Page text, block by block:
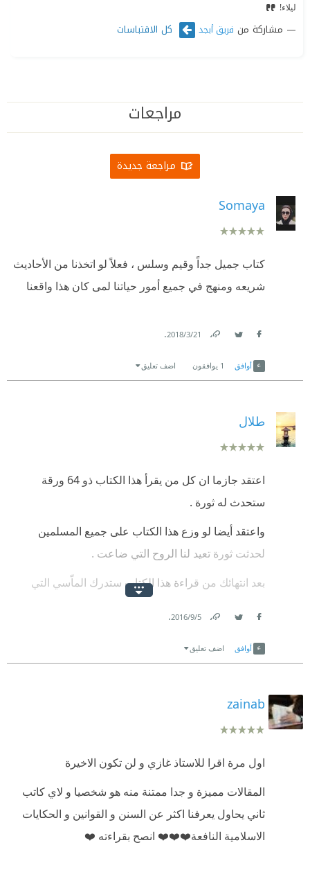
ليلاء!
مشاركة من فريق أبجد كل الاقتباسات
مراجعات
مراجعة جديدة
Somaya
كتاب جميل جداً وقيم وسلس ، فعلاً لو اتخذنا من الأحاديث
شريعه ومنهج في جميع أمور حياتنا لمى كان هذا واقعنا
21‏/3‏/2018
.
أوافق 1 يوافقون اضف تعليق
طلال
اعتقد جازما ان كل من يقرأ هذا الكتاب ذو 64 ورقة
ستحدث له ثورة .
واعتقد أيضا لو وزع هذا الكتاب على جميع المسلمين
لحدثت ثورة تعيد لنا الروح التي ضاعت .
بعد انتهائك من قراءة هذا الكتاب ستدرك الماّسي التي
علينا الواقع لكن سأظل متفائل :) .
إسلامنا بالفعل ( صورة بسيطة ) . الذي نحن عليه الان من
اسلام لا اعرف له مسمّى .
5‏/9‏/2016
.
أوافق اضف تعليق
zainab
اول مرة اقرا للاستاذ غازي و لن تكون الاخيرة
المقالات مميزة و جدا ممتنة منه هو شخصيا و لاي كاتب
ثاني يحاول يعرفنا اكثر عن السنن و القوانين و الحكايات
الاسلامية النافعة❤️❤️❤️ انصح بقراءته ❤️